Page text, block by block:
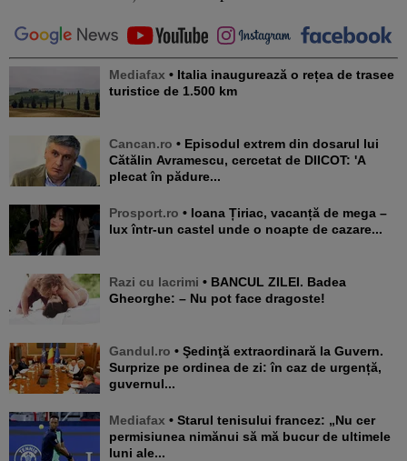
Mediafax • Italia inaugurează o rețea de trasee
turistice de 1.500 km
Cancan.ro • Episodul extrem din dosarul lui
Cătălin Avramescu, cercetat de DIICOT: 'A
plecat în pădure...
Prosport.ro • Ioana Țiriac, vacanță de mega –
lux într-un castel unde o noapte de cazare...
Razi cu lacrimi • BANCUL ZILEI. Badea
Gheorghe: – Nu pot face dragoste!
Gandul.ro • Şedinţă extraordinară la Guvern.
Surprize pe ordinea de zi: în caz de urgență,
guvernul...
Mediafax • Starul tenisului francez: „Nu cer
permisiunea nimănui să mă bucur de ultimele
luni ale...